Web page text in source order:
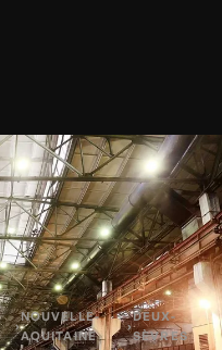
›
NOUVELLE-
AQUITAINE
›
DEUX-
SÈVRES